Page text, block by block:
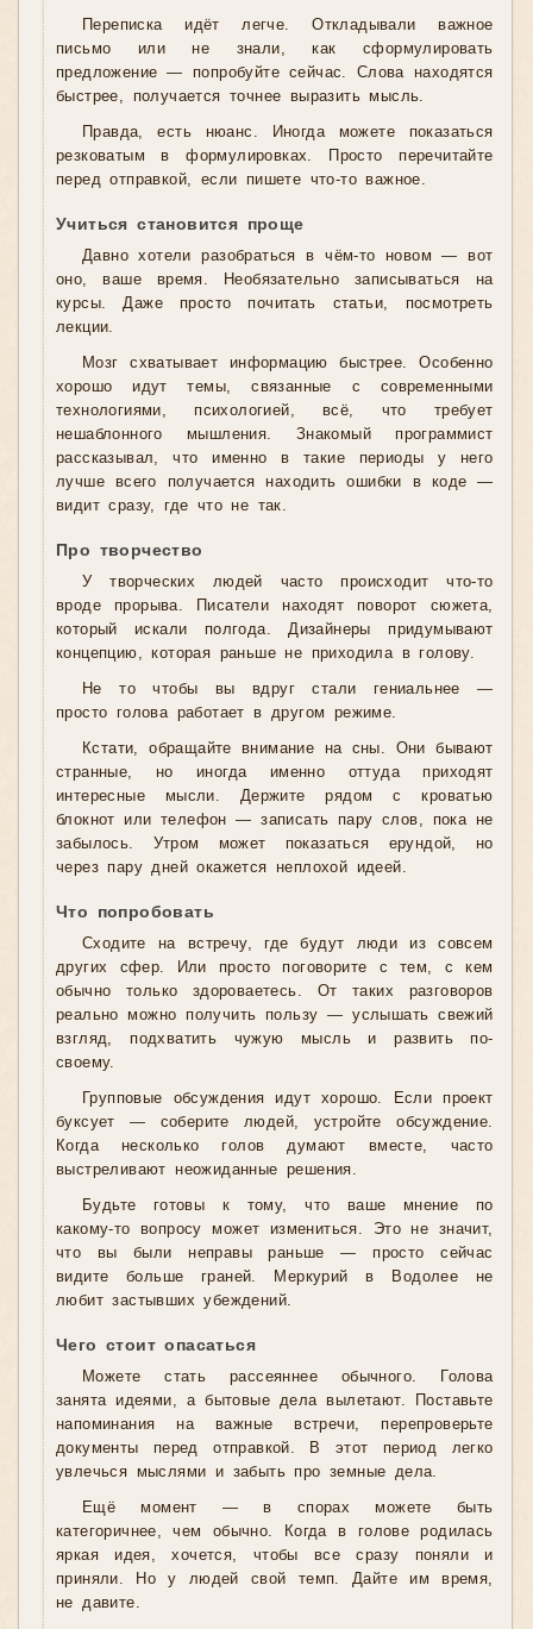
Переписка идёт легче. Откладывали важное
письмо или не знали, как сформулировать
предложение — попробуйте сейчас. Слова находятся
быстрее, получается точнее выразить мысль.
Правда, есть нюанс. Иногда можете показаться
резковатым в формулировках. Просто перечитайте
перед отправкой, если пишете что-то важное.
Учиться становится проще
Давно хотели разобраться в чём-то новом — вот
оно, ваше время. Необязательно записываться на
курсы. Даже просто почитать статьи, посмотреть
лекции.
Мозг схватывает информацию быстрее. Особенно
хорошо идут темы, связанные с современными
технологиями, психологией, всё, что требует
нешаблонного мышления. Знакомый программист
рассказывал, что именно в такие периоды у него
лучше всего получается находить ошибки в коде —
видит сразу, где что не так.
Про творчество
У творческих людей часто происходит что-то
вроде прорыва. Писатели находят поворот сюжета,
который искали полгода. Дизайнеры придумывают
концепцию, которая раньше не приходила в голову.
Не то чтобы вы вдруг стали гениальнее —
просто голова работает в другом режиме.
Кстати, обращайте внимание на сны. Они бывают
странные, но иногда именно оттуда приходят
интересные мысли. Держите рядом с кроватью
блокнот или телефон — записать пару слов, пока не
забылось. Утром может показаться ерундой, но
через пару дней окажется неплохой идеей.
Что попробовать
Сходите на встречу, где будут люди из совсем
других сфер. Или просто поговорите с тем, с кем
обычно только здороваетесь. От таких разговоров
реально можно получить пользу — услышать свежий
взгляд, подхватить чужую мысль и развить по-
своему.
Групповые обсуждения идут хорошо. Если проект
буксует — соберите людей, устройте обсуждение.
Когда несколько голов думают вместе, часто
выстреливают неожиданные решения.
Будьте готовы к тому, что ваше мнение по
какому-то вопросу может измениться. Это не значит,
что вы были неправы раньше — просто сейчас
видите больше граней. Меркурий в Водолее не
любит застывших убеждений.
Чего стоит опасаться
Можете стать рассеяннее обычного. Голова
занята идеями, а бытовые дела вылетают. Поставьте
напоминания на важные встречи, перепроверьте
документы перед отправкой. В этот период легко
увлечься мыслями и забыть про земные дела.
Ещё момент — в спорах можете быть
категоричнее, чем обычно. Когда в голове родилась
яркая идея, хочется, чтобы все сразу поняли и
приняли. Но у людей свой темп. Дайте им время,
не давите.